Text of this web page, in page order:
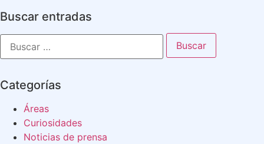
Buscar entradas
Categorías
Áreas
Curiosidades
Noticias de prensa